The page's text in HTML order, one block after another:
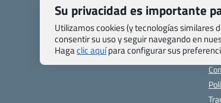
Su privacidad es importante
Utilizamos cookies (y tecnologías similares
consentir su uso y seguir navegando en
Hagaclic aquípara configurar sus